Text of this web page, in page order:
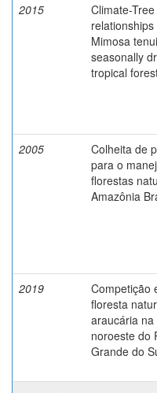
2015
Climate-
relationships
Mimosa
seasonally
tropical
2005
Colheita de
para o
florestas
Amazônia
2019
Competição
floresta
araucária na
noroeste do
Grande do